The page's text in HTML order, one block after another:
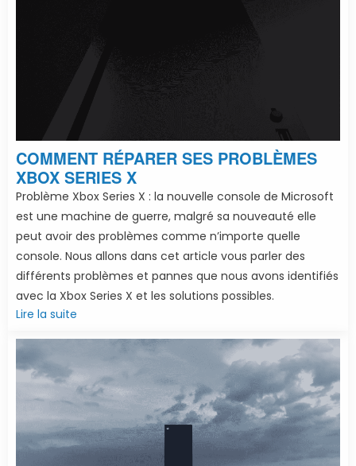
COMMENT RÉPARER SES PROBLÈMES
XBOX SERIES X
Problème Xbox Series X : la nouvelle console de Microsoft
est une machine de guerre, malgré sa nouveauté elle
peut avoir des problèmes comme n’importe quelle
console. Nous allons dans cet article vous parler des
différents problèmes et pannes que nous avons identifiés
avec la Xbox Series X et les solutions possibles.
Lire la suite